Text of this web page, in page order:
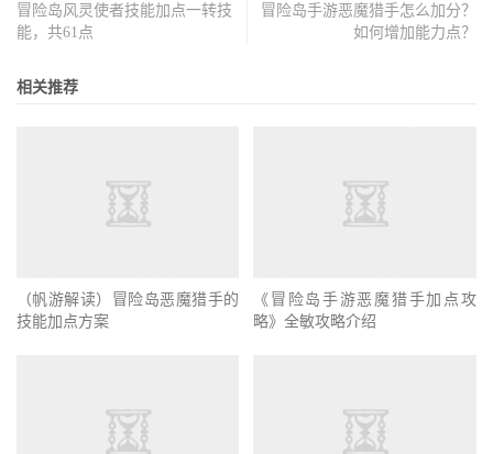
冒险岛风灵使者技能加点一转技
能，共61点
冒险岛手游恶魔猎手怎么加分？
如何增加能力点？
相关推荐
技能加点方案
《冒险岛手游恶魔猎手加点攻
略》全敏攻略介绍